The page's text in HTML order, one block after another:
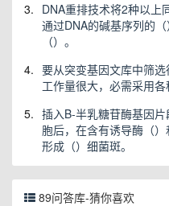
3. DNA重排技术将2种以上
通过DNA的碱基序列的
（）。
4. 要从突变基因文库中筛
工作量很大，必需采用各
5. 插入B-半乳糖苷酶基因
胞后，在含有诱导酶（
形成（）细菌斑。
89问答库-猜你喜欢